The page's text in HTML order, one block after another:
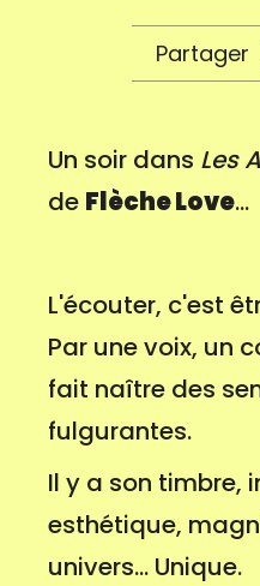
Partager
Un soir dans Les
de Flèche Love...
L'écouter, c'est
Par une voix, un
fait naître des
fulgurantes.
Il y a son timbre,
esthétique,
univers... Unique.